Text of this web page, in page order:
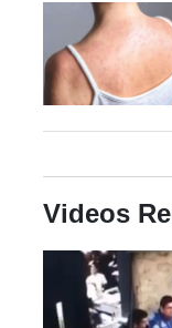
Videos